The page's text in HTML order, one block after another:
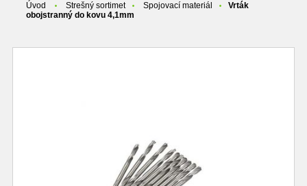
Úvod Strešný sortimet Spojovací materiál
Vrták
obojstranný do kovu 4,1mm